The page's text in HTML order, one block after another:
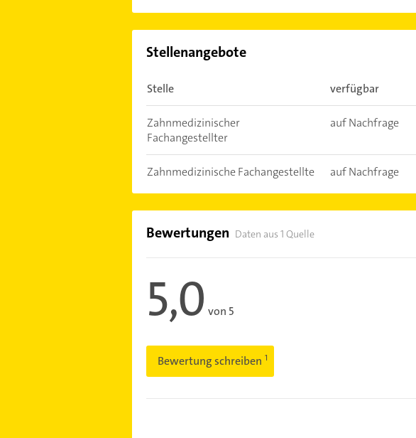
Stellenangebote
Stelle verfügbar
Zahnmedizinischer
Fachangestellter
auf Nachfrage
Zahnmedizinische Fachangestellte auf Nachfrage
Bewertungen Daten aus 1 Quelle
5,0 von 5
Bewertung schreiben